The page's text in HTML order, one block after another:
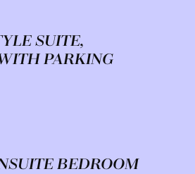
SUITE,
PARKING
BEDROOM